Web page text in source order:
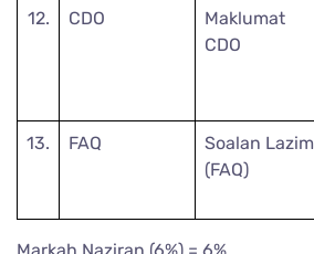
12. CDO
Maklumat
CDO
13. FAQ
Soalan Lazim
(FAQ)